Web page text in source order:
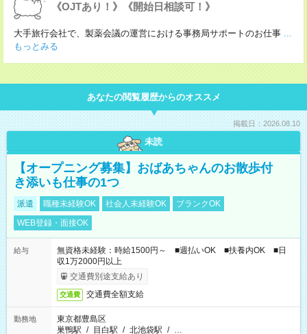
《OJTあり！》《開始日相談可！》
大手旅行会社で、製薬会議の運営における事務局サポートのお仕事 ...
もっとみる
あなたの閲覧履歴からのオススメ
掲載日：2026.08.10
未読
【オープニング募集】おばあちゃんのお散歩付
き添いも仕事の1つ
派遣 職種未経験OK 社会人未経験OK
ブランクOK
WEB登録・面接OK
給与
無資格未経験：時給1500円～ ■週払いOK ■扶養内OK ■日
収1万2000円以上
交通費別途支給あり
交通費 交通費全額支給
勤務地
東京都豊島区
巣鴨駅 / 目白駅 / 北池袋駅 / …